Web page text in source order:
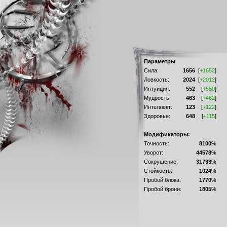
Параметры
Сила:
1656 [+1652]
Ловкость:
2024 [+2012]
Интуиция:
552 [+550]
Мудрость:
463 [+462]
Интеллект:
123 [+122]
Здоровье:
648 [+115]
Модификаторы:
Точность:
8100%
Уворот:
44578%
Сокрушение:
31733%
Стойкость:
1024%
Пробой блока:
1770%
Пробой брони:
1805%